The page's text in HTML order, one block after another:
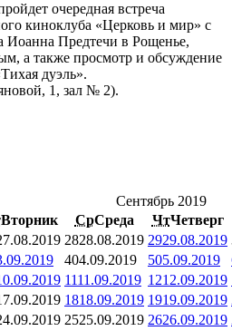
очередная встреча
киноклуба «Церковь и мир» с
Иоанна Предтечи в Рощенье,
а также просмотр и обсуждение
дуэль».
1, зал № 2).
Сентябрь 2019
Вторник СрСреда ЧтЧетверг
2828.08.2019 2929.08.2019
404.09.2019 505.09.2019
1111.09.2019 1212.09.2019
1818.09.2019 1919.09.2019
2525.09.2019 2626.09.2019